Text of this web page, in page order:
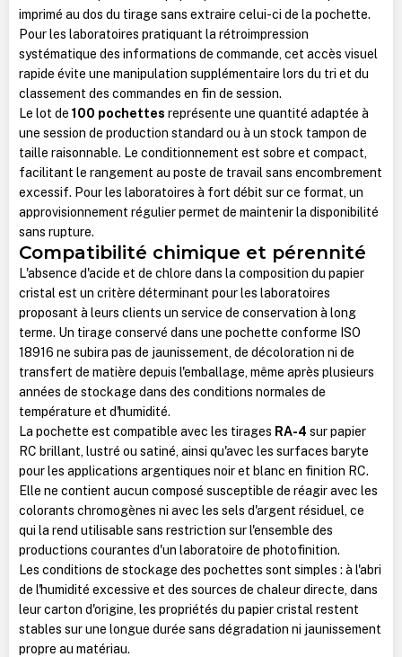
imprimé au dos du tirage sans extraire celui-ci de la pochette.
Pour les laboratoires pratiquant la rétroimpression
systématique des informations de commande, cet accès visuel
rapide évite une manipulation supplémentaire lors du tri et du
classement des commandes en fin de session.
Le lot de 100 pochettes représente une quantité adaptée à
une session de production standard ou à un stock tampon de
taille raisonnable. Le conditionnement est sobre et compact,
facilitant le rangement au poste de travail sans encombrement
excessif. Pour les laboratoires à fort débit sur ce format, un
approvisionnement régulier permet de maintenir la disponibilité
sans rupture.
Compatibilité chimique et pérennité
L'absence d'acide et de chlore dans la composition du papier
cristal est un critère déterminant pour les laboratoires
proposant à leurs clients un service de conservation à long
terme. Un tirage conservé dans une pochette conforme ISO
18916 ne subira pas de jaunissement, de décoloration ni de
transfert de matière depuis l'emballage, même après plusieurs
années de stockage dans des conditions normales de
température et d'humidité.
La pochette est compatible avec les tirages RA-4 sur papier
RC brillant, lustré ou satiné, ainsi qu'avec les surfaces baryte
pour les applications argentiques noir et blanc en finition RC.
Elle ne contient aucun composé susceptible de réagir avec les
colorants chromogènes ni avec les sels d'argent résiduel, ce
qui la rend utilisable sans restriction sur l'ensemble des
productions courantes d'un laboratoire de photofinition.
Les conditions de stockage des pochettes sont simples : à l'abri
de l'humidité excessive et des sources de chaleur directe, dans
leur carton d'origine, les propriétés du papier cristal restent
stables sur une longue durée sans dégradation ni jaunissement
propre au matériau.